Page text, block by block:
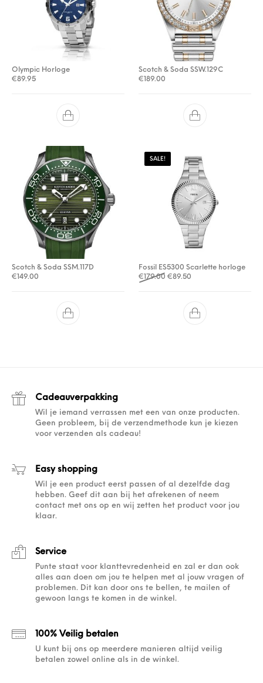
Olympic Horloge
€89.95
Scotch & Soda SSW.129C
€189.00
Scotch & Soda SSM.117D
€149.00
SALE!
Fossil ES5300 Scarlette horloge
€179.00 Oorspronkelijke prijs was:
€89.50
Cadeauverpakking
Wil je iemand verrassen met een van onze producten.
Geen probleem, bij de verzendmethode kun je kiezen
voor verzenden als cadeau!
Easy shopping
Wil je een product eerst passen of al dezelfde dag
hebben. Geef dit aan bij het afrekenen of neem
contact met ons op en wij zetten het product voor jou
klaar.
Service
Punte staat voor klanttevredenheid en zal er dan ook
alles aan doen om jou te helpen met al jouw vragen of
problemen. Dit kan door ons te bellen, te mailen of
gewoon langs te komen in de winkel.
100% Veilig betalen
U kunt bij ons op meerdere manieren altijd veilig
betalen zowel online als in de winkel.